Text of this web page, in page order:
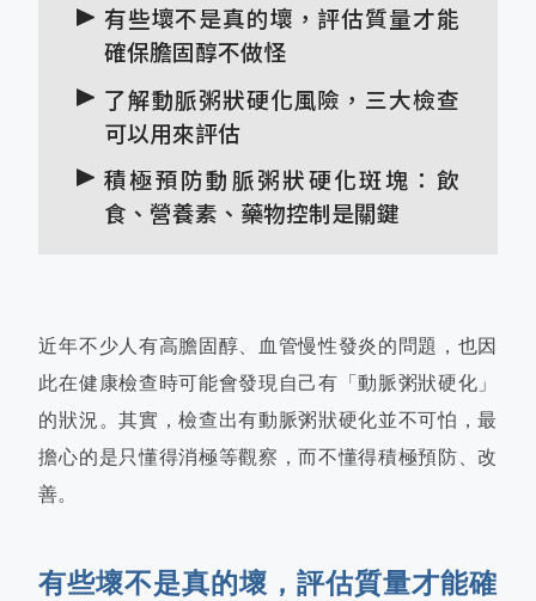
有些壞不是真的壞，評估質量才能
確保膽固醇不做怪
了解動脈粥狀硬化風險，三大檢查
可以用來評估
積極預防動脈粥狀硬化斑塊：飲
食、營養素、藥物控制是關鍵
近年不少人有高膽固醇、血管慢性發炎的問題，也因
此在健康檢查時可能會發現自己有「動脈粥狀硬化」
的狀況。其實，檢查出有動脈粥狀硬化並不可怕，最
擔心的是只懂得消極等觀察，而不懂得積極預防、改
善。
有些壞不是真的壞，評估質量才能確